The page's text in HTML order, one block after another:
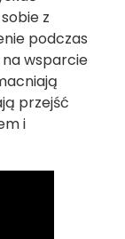
z
podczas
wsparcie
przejść
i